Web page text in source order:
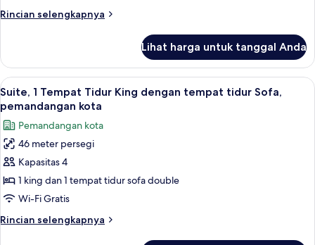
Double
Rincian selengkapnya
Rincian
Kamar,
Tempat
Tidur
Double
Lihat harga untuk tanggal Anda
Lihat
semua
foto
untuk
Suite,
1
Tempat
Tidur
King
dengan
Suite, 1 Tempat Tidur King dengan
6
Suite, 1 Tempat Tidur King dengan tempat tidur Sofa,
pemandangan kota
Pemandangan kota
46 meter persegi
Kapasitas 4
1 king dan 1 tempat tidur sofa double
Wi-Fi Gratis
Rincian selengkapnya
Rincian